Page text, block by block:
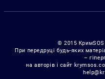
© 2015 КримSOS
При передруці будь-яких
–
на авторів і сайт